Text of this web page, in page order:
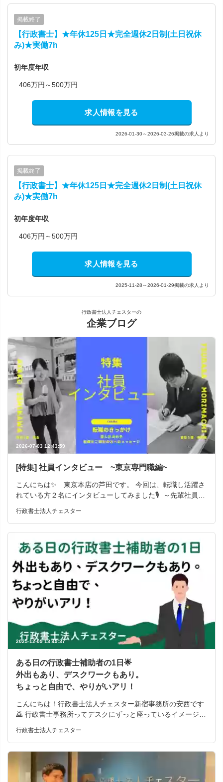
掲載終了
【行政書士】★年休125日★完全週休2日制(土日祝休
み)★実働7h
初年度年収
406万円～500万円
求人情報を見る
2026-01-30～2026-03-26掲載の求人より
掲載終了
【行政書士】★年休125日★完全週休2日制(土日祝休
み)★実働7h
初年度年収
406万円～500万円
求人情報を見る
2025-11-28～2026-01-29掲載の求人より
行政書士法人チェスターの
企業ブログ
2026-07-03 12:43:59
[特集] 社員インタビュー ~東京専門職編~
こんにちは✨ 東京本店の芦田です。 今回は、転職し活躍さ
れている方２名にインタビューしてみました🎙️ ～先輩社員
家族との時間を取り戻すための転職!!! 前職では司法書士事務
所で働いており、経験としてはとても勉強になりました。 た
制になる予定でした。 子育て中だった私にとって、この働き
方を続けるのは難しいと感じるようになりました。 転職を考
え始めたきっかけは何だったのでしょうか??? 一番大きかっ
たのは「子供との時間を確保したい」という思いです。 土曜
日に出勤すると、子供の習い事の送り迎えもできず、週末な
のに家族と過ごす 時間がほとんど取れない。まして日曜日ま
での当番制になると、その負担はさらに 大きくなってしまう
と感じていました。 「子供が小さい今の時間は取り戻せな
い」 そう思い本格的に転職を考え始めました。 当社を選ん
だ決め手は?! 土日がしっかりと休める勤務体系で、 「家族と
の時間を大切にできる👌」点が大きかったです。 司法書士事
務所での経験を活かしつつ新しい環境でスキルアップできる
と感じました。 面接でも職場の雰囲気が温かく、子育ての中
の働き方に理解がある と感じここなら安心して働けると思い
入社を決めました。 最後に転職を考えている方へメッセージ
働く環境が変わるだけで、生活は大きく変わります。 私自
身、転職に踏み出すまで悩みましたが、今では心から良かっ
も、ぜひ一歩踏み出してほしいです。 ～同期社員 中途入
社 Bさん(2025年8月入社～ 前職→税理士法人事務所 資格を
活かすための転職!!! 前職では2年間、税理士法人事務所で働
いていました。 多くの経験ができましたが、業務の幅に限界
を感じていました。 転職を考え始めたきっかけは何だった
行政書士法人チェスター
2025-12-09 13:49:37
ある日の行政書士補助者の1日🌟
外出もあり、デスクワークもあり。
ちょっと自由で、やりがいアリ！
こんにちは！行政書士法人チェスター新宿事務所の安西です
🙇 行政書士事務所ってデスクにずっと座っているイメージが
な仕事なんです✨ そんな「ちょっと自由で、でもきっちり仕
事はこなす」1日をご紹介します📅🌈 🕘 9:00 出社 ＆ メー
ルチェック・スケジュール確認 まずはメールと、その日の予
定をチェック✅ やるべきタスクの整理をして、1日の流れを
頭に入れておきます。 この時間で「今日は外出がある」とか
行政書士法人チェスター